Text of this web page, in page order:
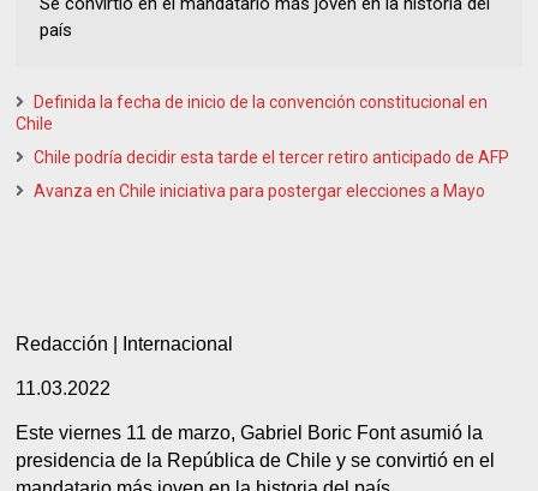
país
Definida la fecha de inicio de la convención constitucional en
Chile
Chile podría decidir esta tarde el tercer retiro anticipado de AFP
Avanza en Chile iniciativa para postergar elecciones a Mayo
Redacción | Internacional
11.03.2022
Este viernes 11 de marzo, Gabriel Boric Font asumió la
presidencia de la República de Chile y se convirtió en el